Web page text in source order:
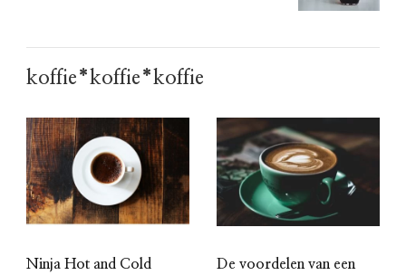
koffie*koffie*koffie
Ninja Hot and Cold
De voordelen van een